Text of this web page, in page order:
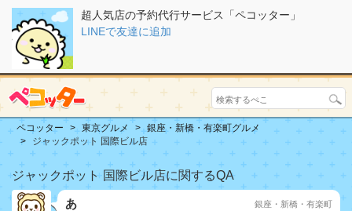
超人気店の予約代行サービス「ペコッター」
LINEで友達に追加
ペコッター 東京グルメ
銀座・新橋・有楽町グルメ
ジャックポット 国際ビル店
ジャックポット 国際ビル店に関するQA
あ 銀座・新橋・有楽町